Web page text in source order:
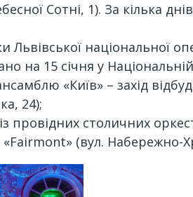
Сотні, 1). За кілька
національної
на 15 січня у
«Київ» – захід
24);
провідних столичних
«Fairmont» (вул.